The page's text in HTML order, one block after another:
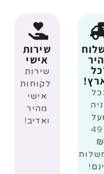
₪
שירות
אישי
שירות
לקוחות
אישי
מהיר
ואדיב!